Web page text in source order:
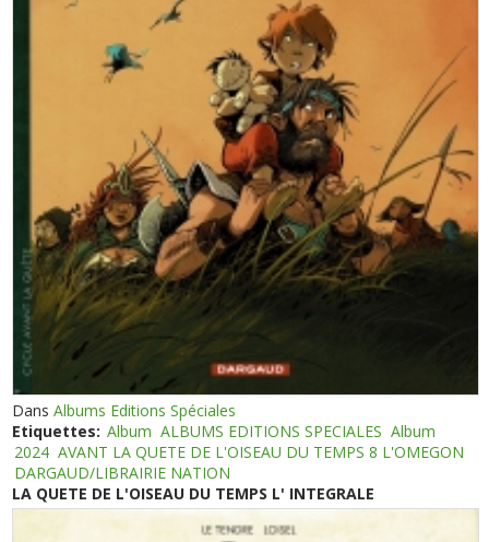
DansAlbums Editions Spéciales
Etiquettes: Album ALBUMS EDITIONS SPECIALES Album
2024 AVANT LA QUETE DE L'OISEAU DU TEMPS 8 L'OMEGON
DARGAUD/LIBRAIRIE NATION
LA QUETE DE L'OISEAU DU TEMPS L' INTEGRALE